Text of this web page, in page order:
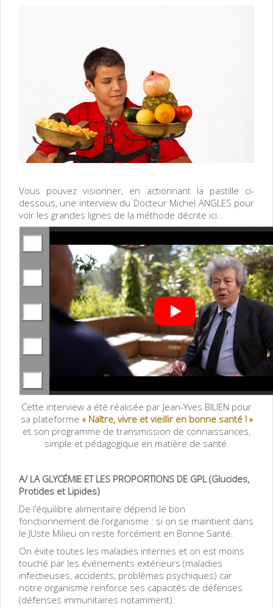
Vous pouvez visionner, en actionnant la pastille ci-
dessous, une interview du Docteur Michel ANGLES pour
voir les grandes lignes de la méthode décrite ici.
Cette interview a été réalisée par Jean-Yves BILIEN pour
sa plateforme « Naître, vivre et vieillir en bonne santé ! »
et son programme de transmission de connaissances,
simple et pédagogique en matière de santé.
A/ LA GLYCÉMIE ET LES PROPORTIONS DE GPL (Glucides,
Protides et Lipides)
De l’équilibre alimentaire dépend le bon
fonctionnement de l’organisme : si on se maintient dans
le JUste Milieu on reste forcément en Bonne Santé.
On évite toutes les maladies internes et on est moins
touché par les événements extérieurs (maladies
infectieuses, accidents, problèmes psychiques) car
notre organisme renforce ses capacités de défenses
(défenses immunitaires notamment).